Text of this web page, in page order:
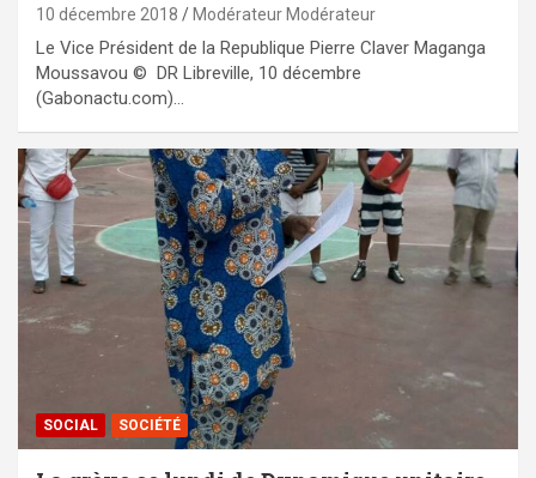
10 décembre 2018 Modérateur Modérateur
Le Vice Président de la Republique Pierre Claver Maganga
Moussavou © DR Libreville, 10 décembre
(Gabonactu.com)…
SOCIAL SOCIÉTÉ